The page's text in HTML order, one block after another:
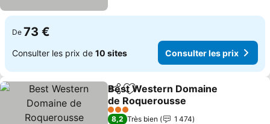
De 73 €
Consulter les prix de 10 sites Consulter les prix
PartagerAjouter à mes favoris
Best Western Domaine
de Roquerousse
Consulter les prix
3 Étoiles
8,2 Très bien
1 474